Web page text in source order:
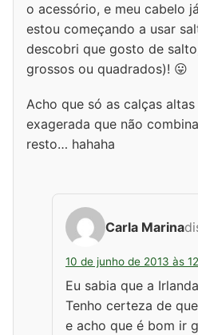
o acessório, e meu cabelo
estou começando a usar
descobri que gosto de
grossos ou quadrados)! 😛
Acho que só as calças
exagerada que não
resto… hahaha
Carla Marina
10 de junho de 2013 às
Eu sabia que a
Tenho certeza de
e acho que é bom ir